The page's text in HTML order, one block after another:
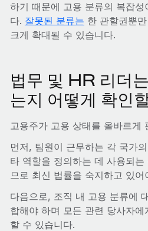
하기 때문에 고용 분류의 복잡
다. 잘못된 분류는 한 관할권뿐
크게 확대될 수 있습니다.
법무 및 HR 리더
는지 어떻게 확인
고용주가 고용 상태를 올바르게
먼저, 팀원이 근무하는 각 국가
타 역할을 정의하는 데 사용되
므로 최신 법률을 숙지하고 있어
다음으로, 조직 내 고용 분류에
합해야 하며 모든 관련 당사자
할 수 있습니다.